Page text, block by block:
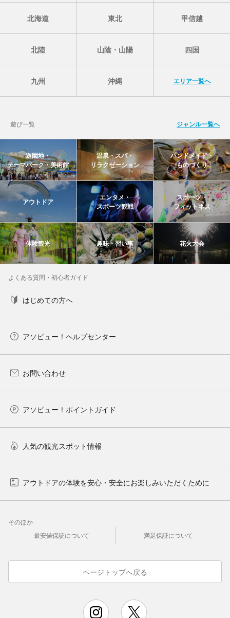
北海道 東北 甲信越
北陸 山陰・山陽 四国
九州 沖縄 エリア一覧へ
遊び一覧 ジャンル一覧へ
遊園地・
テーマパーク・美術館
温泉・スパ・
リラクゼーション
ハンドメイド・
ものづくり
アウトドア
エンタメ・
スポーツ観戦
スポーツ・
フィットネス
体験観光 趣味・習い事 花火大会
よくある質問・初心者ガイド
はじめての方へ
アソビュー！ヘルプセンター
お問い合わせ
アソビュー！ポイントガイド
人気の観光スポット情報
アウトドアの体験を安心・安全にお楽しみいただくために
そのほか
最安値保証について
満足保証について
ページトップへ戻る